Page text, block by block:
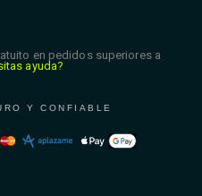
en pedidos superiores a
ayuda?
Y CONFIABLE